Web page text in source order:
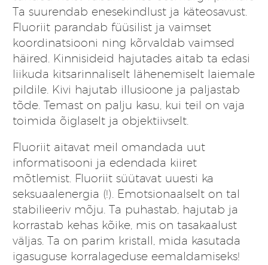
Ta suurendab enesekindlust ja käteosavust.
Fluoriit parandab füüsilist ja vaimset
koordinatsiooni ning kõrvaldab vaimsed
häired. Kinnisideid hajutades aitab ta edasi
liikuda kitsarinnaliselt lähenemiselt laiemale
pildile. Kivi hajutab illusioone ja paljastab
tõde. Temast on palju kasu, kui teil on vaja
toimida õiglaselt ja objektiivselt.
Fluoriit aitavat meil omandada uut
informatisooni ja edendada kiiret
mõtlemist. Fluoriit süütavat uuesti ka
seksuaalenergia (!). Emotsionaalselt on tal
stabilieeriv mõju. Ta puhastab, hajutab ja
korrastab kehas kõike, mis on tasakaalust
väljas. Ta on parim kristall, mida kasutada
igasuguse korralageduse eemaldamiseks!